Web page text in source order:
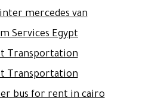
mercedes van
Services Egypt
Transportation
Transportation
bus for rent in cairo